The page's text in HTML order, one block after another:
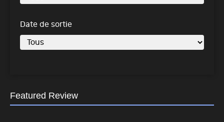
Date de sortie
Featured Review